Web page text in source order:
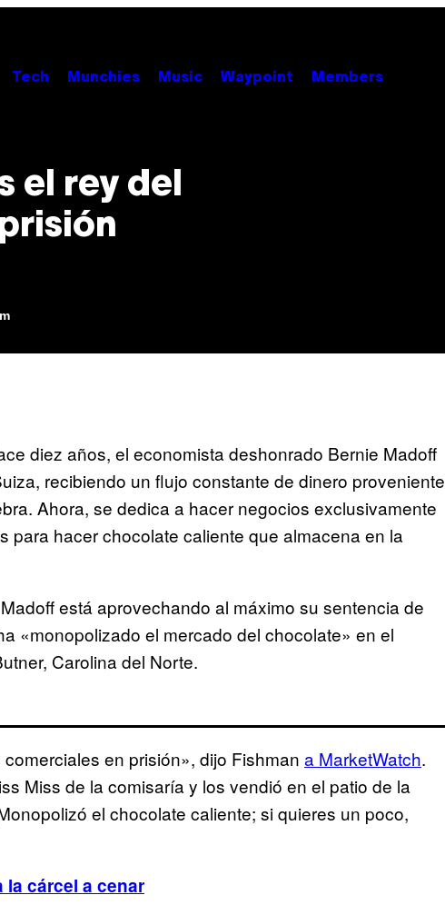
Tech Munchies Music Waypoint Members
el rey del
diez años, el economista deshonrado Bernie Madoff
recibiendo un flujo constante de dinero proveniente
Ahora, se dedica a hacer negocios exclusivamente
para hacer chocolate caliente que almacena en la
está aprovechando al máximo su sentencia de
«monopolizado el mercado del chocolate» en el
Carolina del Norte.
en prisión», dijo Fishman a MarketWatch.
Miss de la comisaría y los vendió en el patio de la
el chocolate caliente; si quieres un poco,
la cárcel a cenar